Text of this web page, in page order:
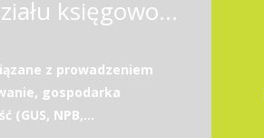
Kierownik / Kierowniczka działu księgowości
z prowadzeniem
gospodarka
(GUS, NPB,...